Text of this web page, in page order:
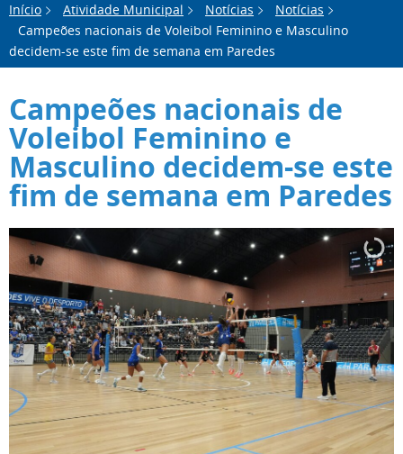
Início Atividade Municipal Notícias
Notícias
Campeões nacionais de Voleibol Feminino e Masculino
decidem-se este fim de semana em Paredes
Campeões nacionais de
Voleibol Feminino e
Masculino decidem-se este
fim de semana em Paredes